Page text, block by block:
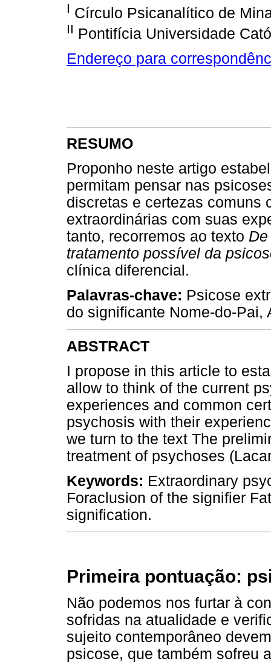
I Círculo Psicanalítico de
II Pontifícia Universidade
Endereço para
RESUMO
Proponho neste artigo
permitam pensar nas
discretas e certezas comuns
extraordinárias com suas
tanto, recorremos ao texto
tratamento possível da
clínica diferencial.
Palavras-chave: Psicose
do significante Nome-do-
ABSTRACT
I propose in this article to
allow to think of the current
experiences and common
psychosis with their
we turn to the text The
treatment of psychoses
Keywords: Extraordinary
Foraclusion of the signifier
signification.
Primeira pontuação:
Não podemos nos furtar à
sofridas na atualidade e
sujeito contemporâneo
psicose, que também sofreu